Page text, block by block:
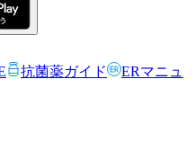
抗菌薬ガイド
ERマニュ